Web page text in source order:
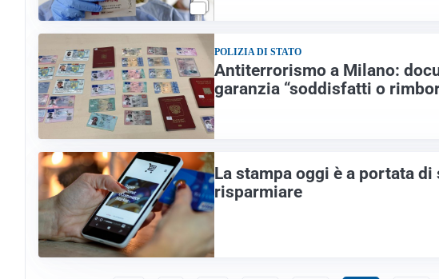
POLIZIA DI STATO
Antiterrorismo a Milano:
garanzia “soddisfatti o
La stampa oggi è a portata
risparmiare